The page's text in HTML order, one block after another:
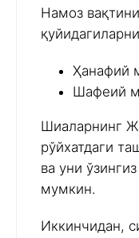
Намоз
Ҳанафий
Шафеий
Шиаларнинг
рўйхатдаги
ва уни
мумкин.
Иккинчидан,